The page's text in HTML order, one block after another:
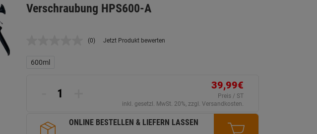
Verschraubung HPS600-A
Kein
(0) Jetzt Produkt bewerten
600ml
39,99€
Preis / ST
inkl. gesetzl. MwSt. 20%, zzgl. Versandkosten.
ONLINE BESTELLEN & LIEFERN LASSEN